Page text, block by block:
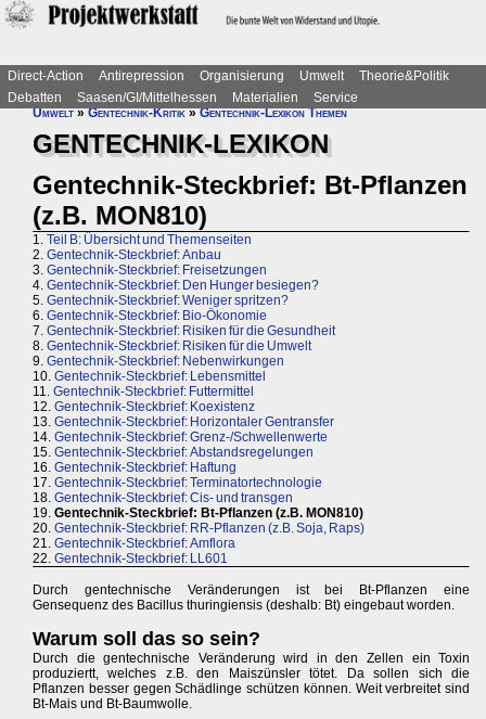
Direct-Action Antirepression Organisierung Umwelt
Theorie&Politik
Debatten
Saasen/GI/Mittelhessen Materialien
Service
Umwelt»Gentechnik-Kritik»Gentechnik-Lexikon Themen
GENTECHNIK-LEXIKON
Gentechnik-Steckbrief: Bt-Pflanzen
(z.B. MON810)
1. Teil B: Übersicht und Themenseiten
2. Gentechnik-Steckbrief: Anbau
3. Gentechnik-Steckbrief: Freisetzungen
4. Gentechnik-Steckbrief: Den Hunger besiegen?
5. Gentechnik-Steckbrief: Weniger spritzen?
6. Gentechnik-Steckbrief: Bio-Ökonomie
7. Gentechnik-Steckbrief: Risiken für die Gesundheit
8. Gentechnik-Steckbrief: Risiken für die Umwelt
9. Gentechnik-Steckbrief: Nebenwirkungen
10. Gentechnik-Steckbrief: Lebensmittel
11. Gentechnik-Steckbrief: Futtermittel
12. Gentechnik-Steckbrief: Koexistenz
13. Gentechnik-Steckbrief: Horizontaler Gentransfer
14. Gentechnik-Steckbrief: Grenz-/Schwellenwerte
15. Gentechnik-Steckbrief: Abstandsregelungen
16. Gentechnik-Steckbrief: Haftung
17. Gentechnik-Steckbrief: Terminatortechnologie
18. Gentechnik-Steckbrief: Cis- und transgen
19. Gentechnik-Steckbrief: Bt-Pflanzen (z.B. MON810)
20. Gentechnik-Steckbrief: RR-Pflanzen (z.B. Soja, Raps)
21. Gentechnik-Steckbrief: Amflora
22. Gentechnik-Steckbrief: LL601
Durch gentechnische Veränderungen ist bei Bt-Pflanzen eine
Gensequenz des Bacillus thuringiensis (deshalb: Bt) eingebaut worden.
Warum soll das so sein?
Durch die gentechnische Veränderung wird in den Zellen ein Toxin
produziertt, welches z.B. den Maiszünsler tötet. Da sollen sich die
Pflanzen besser gegen Schädlinge schützen können. Weit verbreitet sind
Bt-Mais und Bt-Baumwolle.